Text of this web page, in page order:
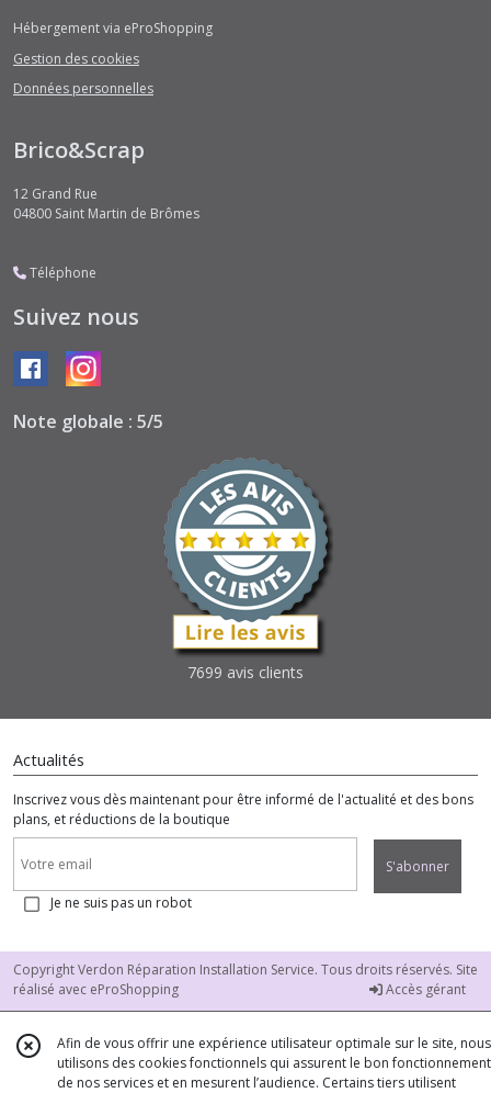
Hébergement via eProShopping
Gestion des cookies
Données personnelles
Brico&Scrap
12 Grand Rue
04800 Saint Martin de Brômes
Téléphone
Suivez nous
Note globale : 5/5
7699 avis clients
Actualités
Inscrivez vous dès maintenant pour être informé de l'actualité et des bons
plans, et réductions de la boutique
S'abonner
Je ne suis pas un robot
Copyright Verdon Réparation Installation Service. Tous droits réservés. Site
réalisé avec eProShopping Accès gérant
Afin de vous offrir une expérience utilisateur optimale sur le site, nous
utilisons des cookies fonctionnels qui assurent le bon fonctionnement
de nos services et en mesurent l’audience. Certains tiers utilisent